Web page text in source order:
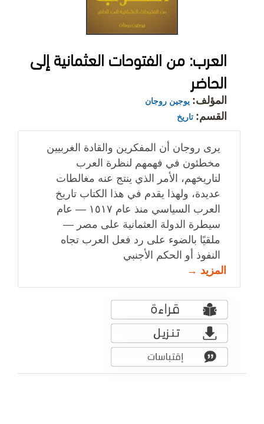
العرب: من الفتوحات العثمانية إلى
الحاضر
المؤلف: يوجين روجان
القسم: تاريخ
يرى روجان أن المفكرين والقادة الغربيين
مخطئون في فهمهم لنظرة العرب
لتاريخهم، الأمر الذي ينتج عنه مغالطات
عديدة، ولهذا يقدم في هذا الكتاب تاريخ
العرب السياسي منذ عام ١٥١٧ — عام
سيطرة الدولة العثمانية على مصر —
ملقيًا بالضوء على رد فعل العرب تجاه
النفوذ أو الحكم الأجنبي
المزيد →